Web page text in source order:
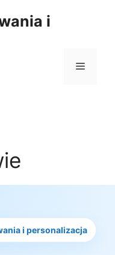
i
Menu
i personalizacja